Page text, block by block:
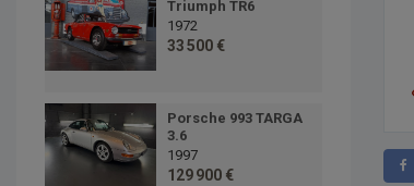
Triumph TR6
1972
33 500 €
Porsche 993 TARGA
3.6
1997
129 900 €